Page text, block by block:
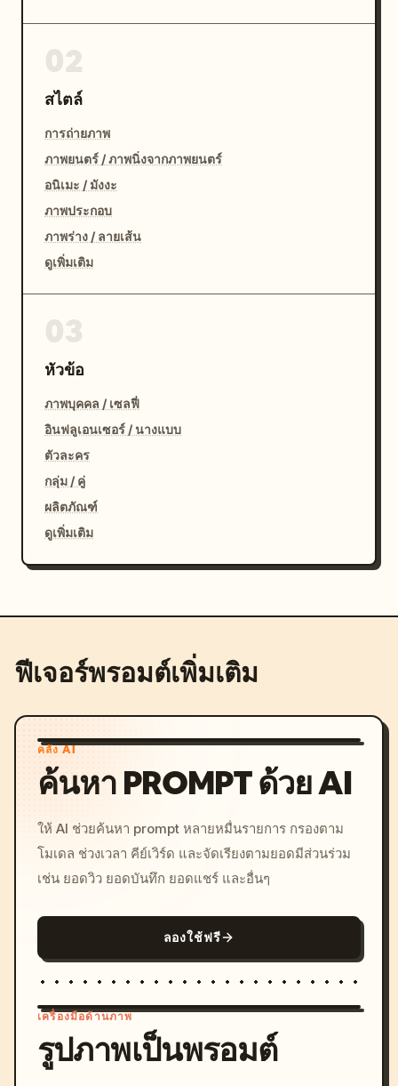
สไตล์
การถ่ายภาพ
ภาพยนตร์ / ภาพนิ่งจากภาพยนตร์
อนิเมะ / มังงะ
ภาพประกอบ
ภาพร่าง / ลายเส้น
ดูเพิ่มเติม
หัวข้อ
ภาพบุคคล / เซลฟี่
อินฟลูเอนเซอร์ / นางแบบ
ตัวละคร
กลุ่ม / คู่
ผลิตภัณฑ์
ดูเพิ่มเติม
ฟีเจอร์พรอมต์เพิ่มเติม
คลัง AI
ค้นหา PROMPT ด้วย AI
ให้ AI ช่วยค้นหา prompt หลายหมื่นรายการ กรองตาม
โมเดล ช่วงเวลา คีย์เวิร์ด และจัดเรียงตามยอดมีส่วนร่วม
เช่น ยอดวิว ยอดบันทึก ยอดแชร์ และอื่นๆ
ลองใช้ฟรี
เครื่องมือด้านภาพ
รูปภาพเป็นพรอมต์